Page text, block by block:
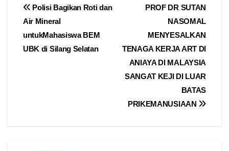
Navigasi
pos
PROF DR SUTAN
NASOMAL
MENYESALKAN
TENAGA KERJA ART DI
ANIAYA DI MALAYSIA
SANGAT KEJI DI LUAR
BATAS
PRIKEMANUSIAAN
Polisi Bagikan Roti dan
Air Mineral
untukMahasiswa BEM
UBK di Silang Selatan